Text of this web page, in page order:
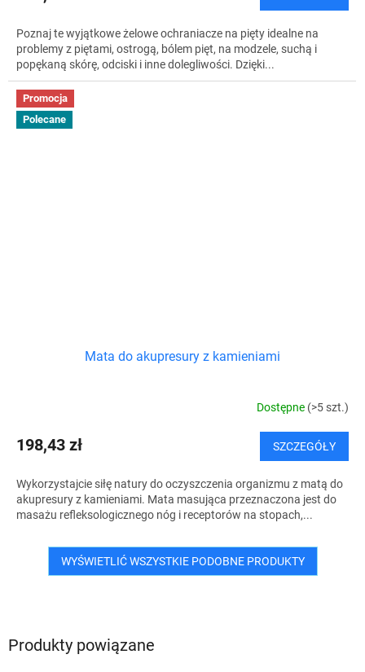
Produkty powiązane
Poznaj te wyjątkowe żelowe ochraniacze na pięty idealne na
problemy z piętami, ostrogą, bólem pięt, na modzele, suchą i
popękaną skórę, odciski i inne dolegliwości. Dzięki...
Promocja
Polecane
Mata do akupresury z kamieniami
Dostępne (>5 szt.)
198,43 zł SZCZEGÓŁY
Wykorzystajcie siłę natury do oczyszczenia organizmu z matą do
akupresury z kamieniami. Mata masująca przeznaczona jest do
masażu refleksologicznego nóg i receptorów na stopach,...
WYŚWIETLIĆ WSZYSTKIE PODOBNE PRODUKTY